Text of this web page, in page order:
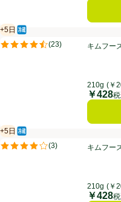
キムフーズ 韓国屋の大辛キム
+5日
賞味・消費期限保証：5日
冷蔵食品
(23)
評価は23件のレビューで5点中
キムフー
210g (￥
価格
￥428
キムフーズ 熟成中辛キムチ
+5日
賞味・消費期限保証：5日
冷蔵食品
(3)
評価は3件のレビューで5点中
キムフー
210g (￥
価格
￥428